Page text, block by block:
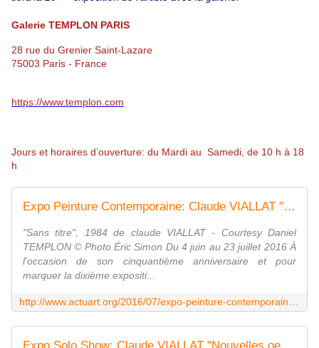
Galerie TEMPLON PARIS
28 rue du Grenier Saint-Lazare
75003 Paris - France
https://www.templon.com
Jours et horaires d’ouverture: du Mardi au Samedi, de 10 h à 18
h
Expo Peinture Contemporaine: Claude VIALLAT "Les années 80" - ACTUART by Eric SIMON
"Sans titre", 1984 de claude VIALLAT - Courtesy Daniel
TEMPLON © Photo Éric Simon Du 4 juin au 23 juillet 2016 À
l'occasion de son cinquantième anniversaire et pour
marquer la dixième expositi...
Expo Solo Show: Claude VIALLAT "Nouvelles oeuvres" - ACTUART by Eric SIMON